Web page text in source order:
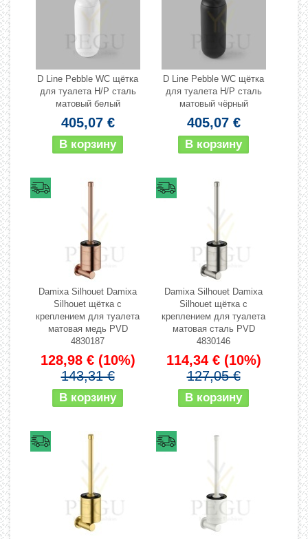
D Line Pebble WC щётка
для туалета Н/Р сталь
матовый белый
405,07 €
D Line Pebble WC щётка
для туалета Н/Р сталь
матовый чёрный
405,07 €
Damixa Silhouet Damixa
Silhouet щётка с
креплением для туалета
матовая медь PVD
4830187
128,98 € (10%)
143,31 €
Damixa Silhouet Damixa
Silhouet щётка с
креплением для туалета
матовая сталь PVD
4830146
114,34 € (10%)
127,05 €